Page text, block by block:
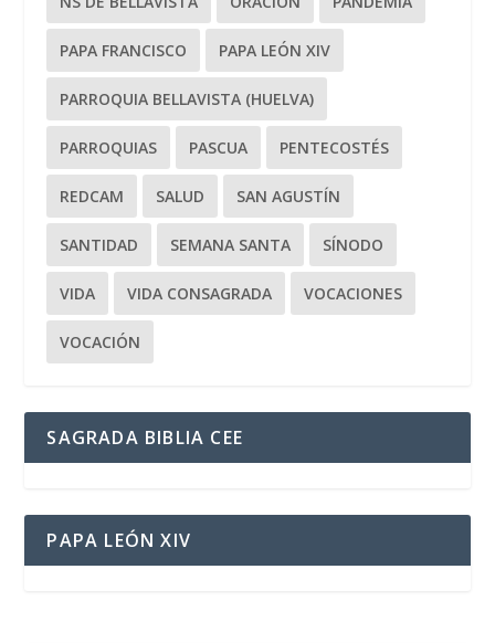
PAPA FRANCISCO PAPA LEÓN XIV
PARROQUIA BELLAVISTA (HUELVA)
PARROQUIAS PASCUA PENTECOSTÉS
REDCAM SALUD SAN AGUSTÍN
SANTIDAD SEMANA SANTA SÍNODO
VIDA VIDA CONSAGRADA VOCACIONES
VOCACIÓN
SAGRADA BIBLIA CEE
PAPA LEÓN XIV